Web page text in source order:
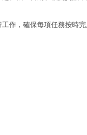
作，確保每項任務按時完